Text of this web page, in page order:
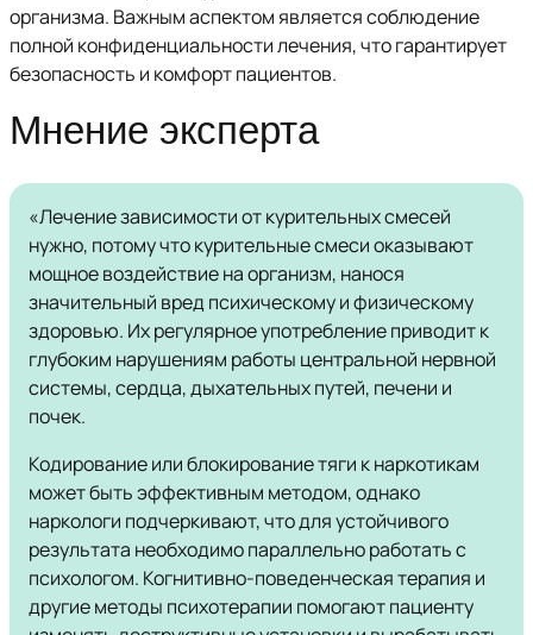
организма. Важным аспектом является соблюдение
полной конфиденциальности лечения, что гарантирует
безопасность и комфорт пациентов.
Мнение эксперта
«Лечение зависимости от курительных смесей
нужно, потому что курительные смеси оказывают
мощное воздействие на организм, нанося
значительный вред психическому и физическому
здоровью. Их регулярное употребление приводит к
глубоким нарушениям работы центральной нервной
системы, сердца, дыхательных путей, печени и
почек.
Кодирование или блокирование тяги к наркотикам
может быть эффективным методом, однако
наркологи подчеркивают, что для устойчивого
результата необходимо параллельно работать с
психологом. Когнитивно-поведенческая терапия и
другие методы психотерапии помогают пациенту